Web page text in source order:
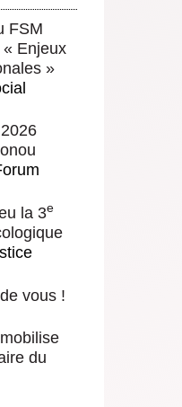
FSM
Enjeux
»
la 3e
vous !
du